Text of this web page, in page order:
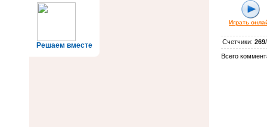
Решаем вместе
Играть
Счетчики: 269/
Всего